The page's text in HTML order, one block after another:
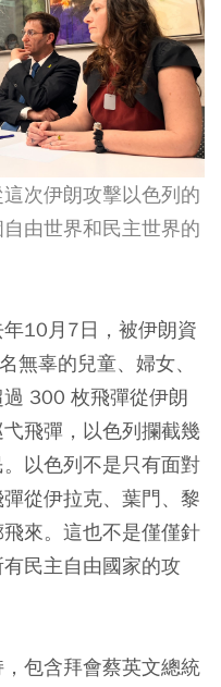
次伊朗攻擊以色列的
由世界和民主世界的
10月7日，被伊朗資
無辜的兒童、婦女、
300 枚飛彈從伊朗
飛彈，以色列攔截幾
以色列不是只有面對
從伊拉克、葉門、黎
來。這也不是僅僅針
民主自由國家的攻
包含拜會蔡英文總統